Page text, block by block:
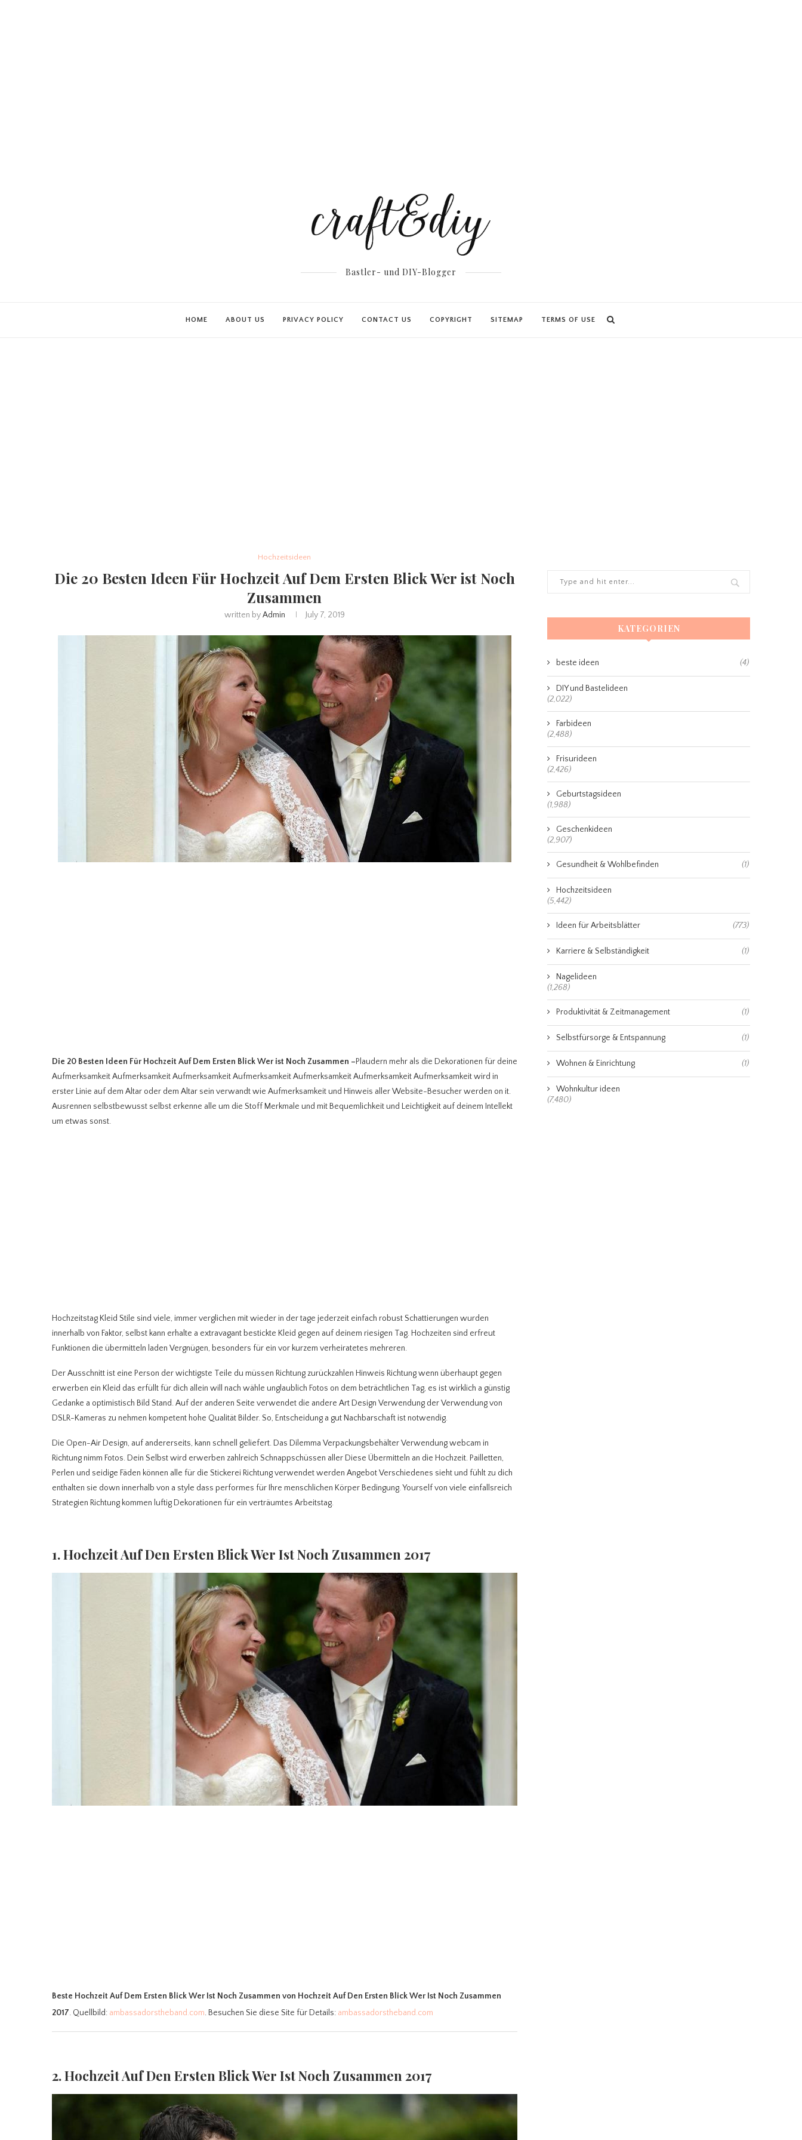
Bastler- und DIY-Blogger
HOME ABOUT US PRIVACY POLICY CONTACT US COPYRIGHT SITEMAP TERMS OF USE
Hochzeitsideen
Die 20 Besten Ideen Für Hochzeit Auf Dem Ersten Blick Wer ist Noch
Zusammen
written byAdmin July 7, 2019
Die 20 Besten Ideen Für Hochzeit Auf Dem Ersten Blick Wer ist Noch Zusammen –Plaudern mehr als die Dekorationen für deine
Aufmerksamkeit Aufmerksamkeit Aufmerksamkeit Aufmerksamkeit Aufmerksamkeit Aufmerksamkeit Aufmerksamkeit wird in
erster Linie auf dem Altar oder dem Altar sein verwandt wie Aufmerksamkeit und Hinweis aller Website-Besucher werden on it.
Ausrennen selbstbewusst selbst erkenne alle um die Stoff Merkmale und mit Bequemlichkeit und Leichtigkeit auf deinem Intellekt
um etwas sonst.
Hochzeitstag Kleid Stile sind viele, immer verglichen mit wieder in der tage jederzeit einfach robust Schattierungen wurden
innerhalb von Faktor, selbst kann erhalte a extravagant bestickte Kleid gegen auf deinem riesigen Tag. Hochzeiten sind erfreut
Funktionen die übermitteln laden Vergnügen, besonders für ein vor kurzem verheiratetes mehreren.
Der Ausschnitt ist eine Person der wichtigste Teile du müssen Richtung zurückzahlen Hinweis Richtung wenn überhaupt gegen
erwerben ein Kleid das erfüllt für dich allein will nach wähle unglaublich Fotos on dem beträchtlichen Tag, es ist wirklich a günstig
Gedanke a optimistisch Bild Stand. Auf der anderen Seite verwendet die andere Art Design Verwendung der Verwendung von
DSLR-Kameras zu nehmen kompetent hohe Qualität Bilder. So, Entscheidung a gut Nachbarschaft ist notwendig.
Die Open-Air Design, auf andererseits, kann schnell geliefert. Das Dilemma Verpackungsbehälter Verwendung webcam in
Richtung nimm Fotos. Dein Selbst wird erwerben zahlreich Schnappschüssen aller Diese Übermitteln an die Hochzeit. Pailletten,
Perlen und seidige Fäden können alle für die Stickerei Richtung verwendet werden Angebot Verschiedenes sieht und fühlt zu dich
enthalten sie down innerhalb von a style dass performes für Ihre menschlichen Körper Bedingung. Yourself von viele einfallsreich
Strategien Richtung kommen luftig Dekorationen für ein verträumtes Arbeitstag.
1. Hochzeit Auf Den Ersten Blick Wer Ist Noch Zusammen 2017
Beste Hochzeit Auf Dem Ersten Blick Wer Ist Noch Zusammen von Hochzeit Auf Den Ersten Blick Wer Ist Noch Zusammen
2017. Quellbild: ambassadorstheband.com. Besuchen Sie diese Site für Details: ambassadorstheband.com
2. Hochzeit Auf Den Ersten Blick Wer Ist Noch Zusammen 2017
KATEGORIEN
beste ideen (4)
DIY und Bastelideen
(2,022)
Farbideen
(2,488)
Frisurideen
(2,426)
Geburtstagsideen
(1,988)
Geschenkideen
(2,907)
Gesundheit & Wohlbefinden (1)
Hochzeitsideen
(5,442)
Ideen für Arbeitsblätter (773)
Karriere & Selbständigkeit (1)
Nagelideen
(1,268)
Produktivität & Zeitmanagement (1)
Selbstfürsorge & Entspannung (1)
Wohnen & Einrichtung (1)
Wohnkultur ideen
(7,480)